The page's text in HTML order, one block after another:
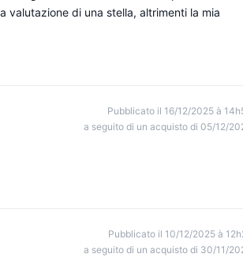
valutazione di una stella, altrimenti la mia
Pubblicato il 16/12/2025 à
a seguito di un acquisto di 05/12/
Pubblicato il 10/12/2025 à
a seguito di un acquisto di 30/11/